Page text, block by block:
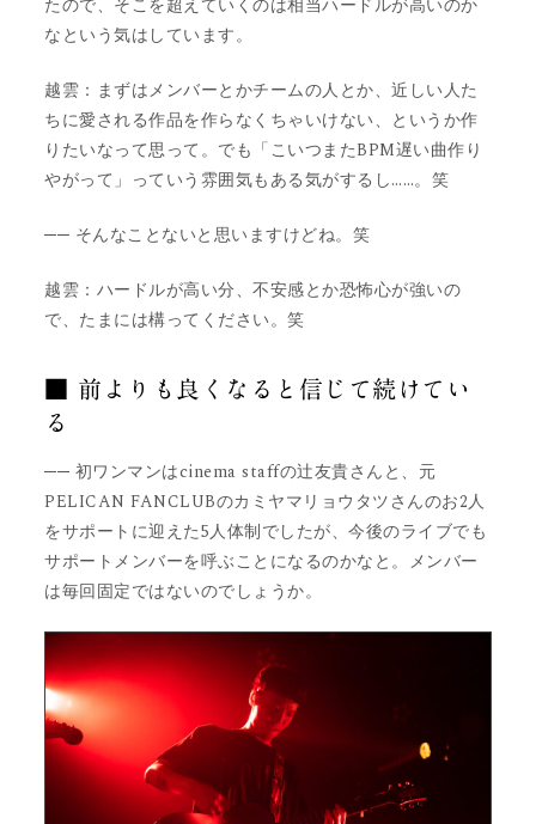
たので、そこを超えていくのは相当ハードルが高いのか
なという気はしています。
越雲：まずはメンバーとかチームの人とか、近しい人た
ちに愛される作品を作らなくちゃいけない、というか作
りたいなって思って。でも「こいつまたBPM遅い曲作り
やがって」っていう雰囲気もある気がするし……。笑
── そんなことないと思いますけどね。笑
越雲：ハードルが高い分、不安感とか恐怖心が強いの
で、たまには構ってください。笑
■ 前よりも良くなると信じて続けてい
る
── 初ワンマンはcinema staffの辻友貴さんと、元
PELICAN FANCLUBのカミヤマリョウタツさんのお2人
をサポートに迎えた5人体制でしたが、今後のライブでも
サポートメンバーを呼ぶことになるのかなと。メンバー
は毎回固定ではないのでしょうか。